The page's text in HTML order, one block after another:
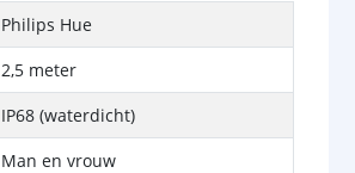
Philips Hue
2,5 meter
IP68 (waterdicht)
Man en vrouw